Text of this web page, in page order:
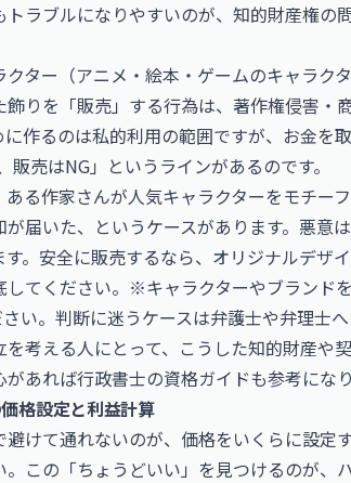
ラブルになりやすいのが、知的財産権の
ター（アニメ・絵本・ゲームのキャラク
飾りを「販売」する行為は、著作権侵害・
作るのは私的利用の範囲ですが、お金を
販売はNG」というラインがあるのです。
る作家さんが人気キャラクターをモチー
届いた、というケースがあります。悪意
。安全に販売するなら、オリジナルデザ
してください。※キャラクターやブランド
い。判断に迷うケースは弁護士や弁理士へ
考える人にとって、こうした知的財産や
があれば行政書士の資格ガイドも参考になり
格設定と利益計算
けて通れないのが、価格をいくらに設定
。この「ちょうどいい」を見つけるのが、